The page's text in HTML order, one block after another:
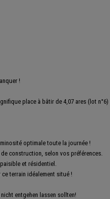
!
place à bâtir de 4,07 ares (lot
optimale toute la journée !
construction, selon vos préférences.
et résidentiel.
terrain idéalement situé !
entgehen lassen sollten!